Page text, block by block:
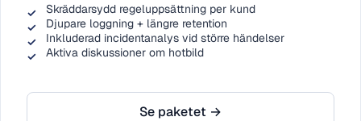
Skräddarsydd regeluppsättning per kund
Djupare loggning + längre retention
Inkluderad incidentanalys vid större händelser
Aktiva diskussioner om hotbild
Se paketet →